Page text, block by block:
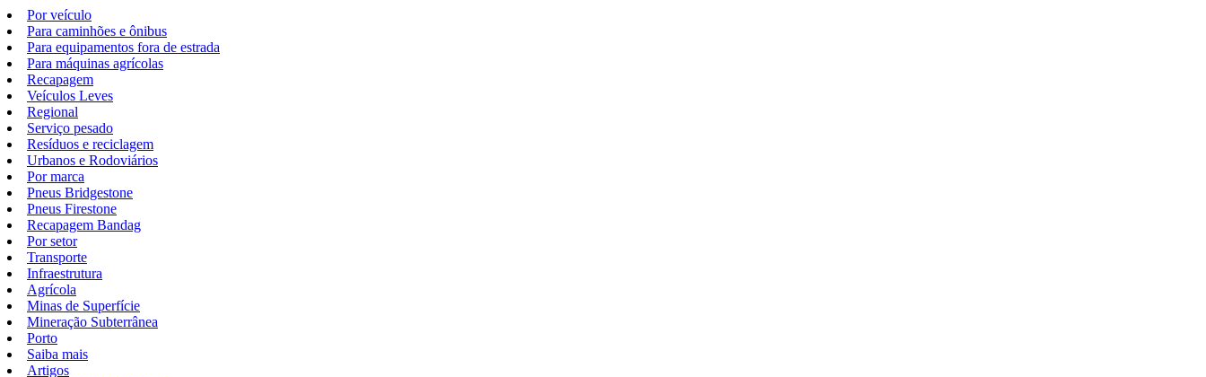
Por veículo
Para caminhões e ônibus
Para equipamentos fora de estrada
Para máquinas agrícolas
Recapagem
Veículos Leves
Regional
Serviço pesado
Resíduos e reciclagem
Urbanos e Rodoviários
Por marca
Pneus Bridgestone
Pneus Firestone
Recapagem Bandag
Por setor
Transporte
Infraestrutura
Agrícola
Minas de Superfície
Mineração Subterrânea
Porto
Saiba mais
Artigos